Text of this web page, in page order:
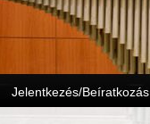
Jelentkezés/Beíratkozás